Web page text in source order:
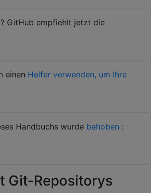
GitHub empfiehlt jetzt die
einen Helfer verwenden, um Ihre
Handbuchs wurde behoben :
Git-Repositorys